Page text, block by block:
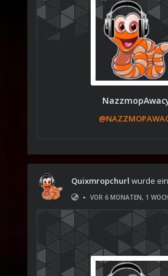
Quixmropchurl wurde
• VOR 6 MONATEN, 1